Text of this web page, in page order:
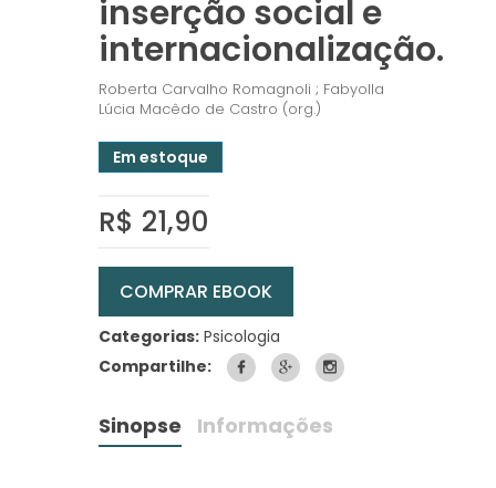
inserção social e
internacionalização.
Roberta Carvalho Romagnoli ; Fabyolla
Lúcia Macêdo de Castro (org.)
Em estoque
R$ 21,90
COMPRAR EBOOK
Categorias: Psicologia
Compartilhe:
Sinopse Informações